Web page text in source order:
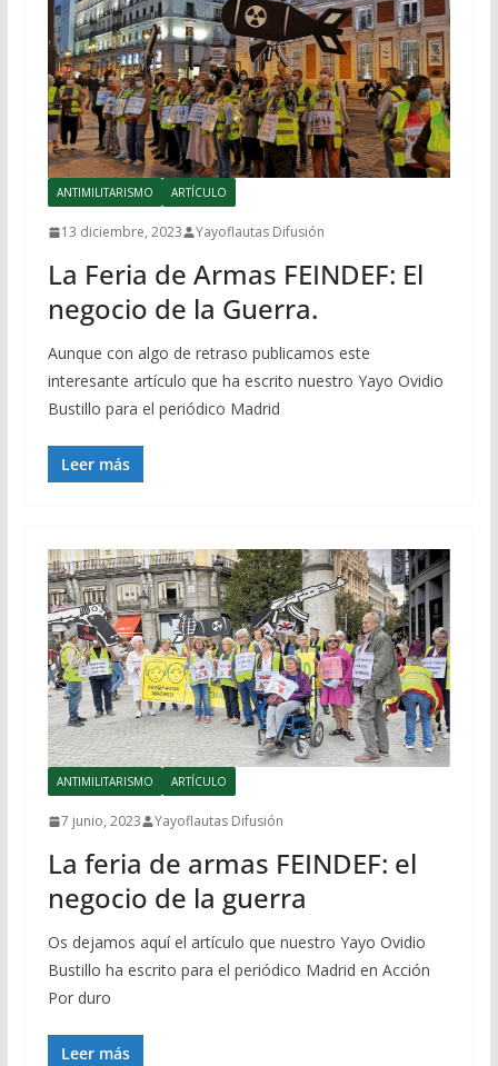
ANTIMILITARISMO ARTÍCULO
13 diciembre, 2023 Yayoflautas Difusión
La Feria de Armas FEINDEF: El
negocio de la Guerra.
Aunque con algo de retraso publicamos este
interesante artículo que ha escrito nuestro Yayo Ovidio
Bustillo para el periódico Madrid
Leer más
ANTIMILITARISMO ARTÍCULO
7 junio, 2023 Yayoflautas Difusión
La feria de armas FEINDEF: el
negocio de la guerra
Os dejamos aquí el artículo que nuestro Yayo Ovidio
Bustillo ha escrito para el periódico Madrid en Acción
Por duro
Leer más